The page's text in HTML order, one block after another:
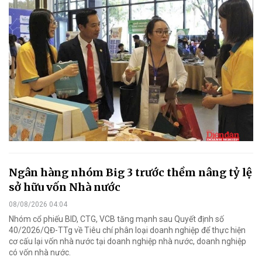
Ngân hàng nhóm Big 3 trước thềm nâng tỷ lệ
sở hữu vốn Nhà nước
08/08/2026 04:04
Nhóm cổ phiếu BID, CTG, VCB tăng mạnh sau Quyết định số
40/2026/QĐ-TTg về Tiêu chí phân loại doanh nghiệp để thực hiện
cơ cấu lại vốn nhà nước tại doanh nghiệp nhà nước, doanh nghiệp
có vốn nhà nước.